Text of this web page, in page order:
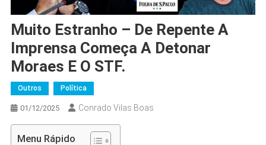
Muito Estranho – De Repente A
Imprensa Começa A Detonar
Moraes E O STF.
Outros Política
01/12/2025 Conrado Vilas Boas
Menu Rápido